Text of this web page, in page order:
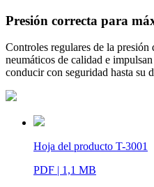
Presión correcta para
Controles regulares de la
neumáticos de calidad e
conducir con seguridad hasta su
Hoja del producto T-3001
PDF | 1,1 MB